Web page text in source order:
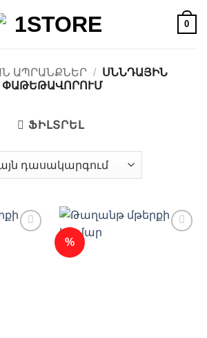
0
ԱՊՐԱՆՔՆԵՐ / ՍՆՆԴԱՅԻՆ
ՓԱԹԵԹԱՎՈՐՈՒՄ
ՖԻԼՏՐԵԼ
%